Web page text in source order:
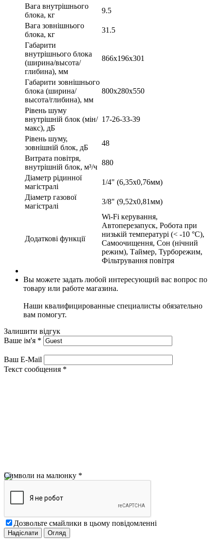
Вага внутрішнього
блока, кг
9.5
Вага зовнішнього
блока, кг
31.5
Габарити
внутрішнього блока
(ширина/высота/
глибина), мм
866х196х301
Габарити зовнішнього
блока (ширина/
высота/глибина), мм
800х280х550
Рівень шуму
внутрішній блок (мін/
макс), дБ
17-26-33-39
Рівень шуму,
зовнішній блок, дБ
48
Витрата повітря,
внутрішній блок, м³/ч
880
Діаметр рідинної
магістралі
1/4" (6,35х0,76мм)
Діаметр газової
магістралі
3/8" (9,52х0,81мм)
Додаткові функції
Wi-Fi керування,
Автоперезапуск, Робота при
низькій температурі (< -10 °C),
Самоочищення, Сон (нічний
режим), Таймер, Турборежим,
Фільтрування повітря
Вы можете задать любой интересующий вас вопрос по
товару или работе магазина.
Наши квалифицированные специалисты обязательно
вам помогут.
Залишити відгук
Ваше ім'я *
Ваш E-Mail
Текст сообщения *
Символи на малюнку *
Дозвольте смайлики в цьому повідомленні